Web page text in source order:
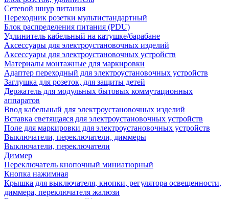
Сетевой шнур питания
Переходник розетки мультистандартный
Блок распределения питания (PDU)
Удлинитель кабельный на катушке/барабане
Аксессуары для электроустановочных изделий
Аксессуары для электроустановочных устройств
Материалы монтажные для маркировки
Адаптер переходный для электроустановочных устройств
Заглушка для розеток, для защиты детей
Держатель для модульных бытовых коммутационных
аппаратов
Ввод кабельный для электроустановочных изделий
Вставка светящаяся для электроустановочных устройств
Поле для маркировки для электроустановочных устройств
Выключатели, переключатели, диммеры
Выключатели, переключатели
Диммер
Переключатель кнопочный миниатюрный
Кнопка нажимная
Крышка для выключателя, кнопки, регулятора освещенности,
диммера, переключателя жалюзи